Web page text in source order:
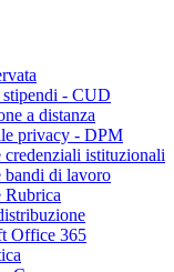
- CUD
a distanza
privacy - DPM
credenziali istituzionali
bandi di lavoro
Rubrica
Office 365